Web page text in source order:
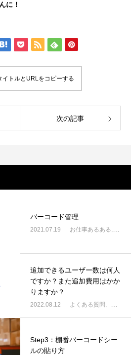
に！
イトルとURLをコピーする
次の記事
バーコード管理
2021.07.19 お仕事あるある
追加できるユーザー数は何人
ですか？また追加費用はかか
りますか？
2022.08.12 よくある質問
Step3：棚番バーコードシー
ルの貼り方